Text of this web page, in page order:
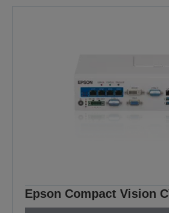
Epson Compact Vision